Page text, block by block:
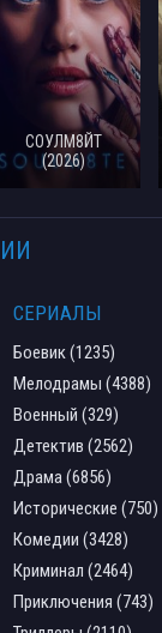
СОУЛМ8ЙТ
(2026)
СЕРИАЛЫ
Боевик (1235)
Мелодрамы (4388)
Военный (329)
Детектив (2562)
Драма (6856)
Исторические (750)
Комедии (3428)
Криминал (2464)
Приключения (743)